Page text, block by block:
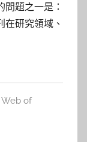
題之一是：
在研究領域、
不合適的期
稿。 因
Web of